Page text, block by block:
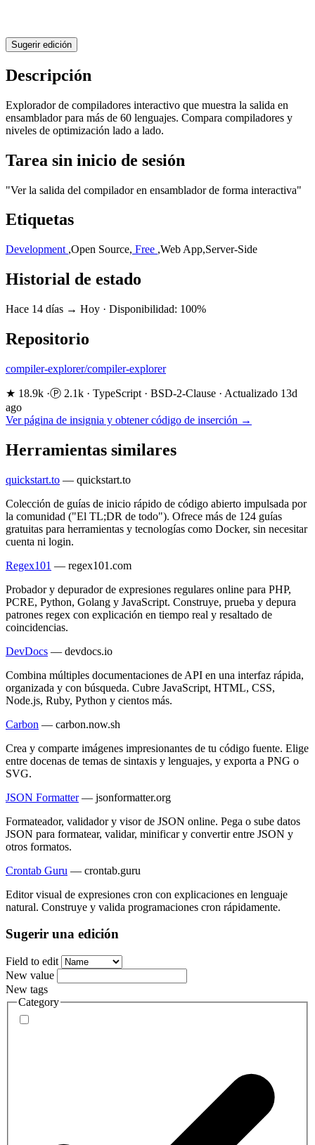
Sugerir edición
Descripción
Explorador de compiladores interactivo que muestra la salida en
ensamblador para más de 60 lenguajes. Compara compiladores y
niveles de optimización lado a lado.
Tarea sin inicio de sesión
"Ver la salida del compilador en ensamblador de forma interactiva"
Etiquetas
Development ,Open Source, Free ,Web App,Server-Side
Historial de estado
Hace 14 días → Hoy · Disponibilidad: 100%
Repositorio
compiler-explorer/compiler-explorer
★ 18.9k ·Ⓟ 2.1k · TypeScript · BSD-2-Clause · Actualizado 13d
ago
Ver página de insignia y obtener código de inserción →
Herramientas similares
quickstart.to — quickstart.to
Colección de guías de inicio rápido de código abierto impulsada por
la comunidad ("El TL;DR de todo"). Ofrece más de 124 guías
gratuitas para herramientas y tecnologías como Docker, sin necesitar
cuenta ni login.
Regex101 — regex101.com
Probador y depurador de expresiones regulares online para PHP,
PCRE, Python, Golang y JavaScript. Construye, prueba y depura
patrones regex con explicación en tiempo real y resaltado de
coincidencias.
DevDocs — devdocs.io
Combina múltiples documentaciones de API en una interfaz rápida,
organizada y con búsqueda. Cubre JavaScript, HTML, CSS,
Node.js, Ruby, Python y cientos más.
Carbon — carbon.now.sh
Crea y comparte imágenes impresionantes de tu código fuente. Elige
entre docenas de temas de sintaxis y lenguajes, y exporta a PNG o
SVG.
JSON Formatter — jsonformatter.org
Formateador, validador y visor de JSON online. Pega o sube datos
JSON para formatear, validar, minificar y convertir entre JSON y
otros formatos.
Crontab Guru — crontab.guru
Editor visual de expresiones cron con explicaciones en lenguaje
natural. Construye y valida programaciones cron rápidamente.
Sugerir una edición
Field to edit
New value
New tags
Category